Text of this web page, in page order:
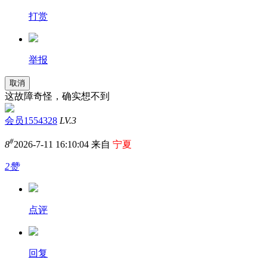
打赏
举报
取消
这故障奇怪，确实想不到
会员1554328 LV.3
8#2026-7-11 16:10:04 来自 宁夏
2赞
点评
回复